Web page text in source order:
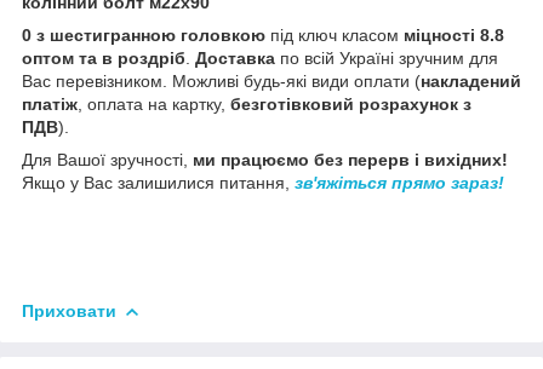
0 з шестигранною головкою під ключ класом міцності 8.8
оптом та в роздріб. Доставка по всій Україні зручним для
Вас перевізником. Можливі будь-які види оплати (накладений
платіж, оплата на картку, безготівковий розрахунок з
ПДВ).
Для Вашої зручності, ми працюємо без перерв і вихідних!
Якщо у Вас залишилися питання, зв'яжіться прямо зараз!
Приховати